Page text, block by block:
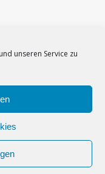
unseren Service zu
Richtlinie (EU)–